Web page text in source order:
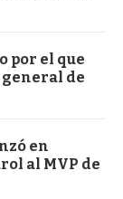
por el que
de
en
al MVP de